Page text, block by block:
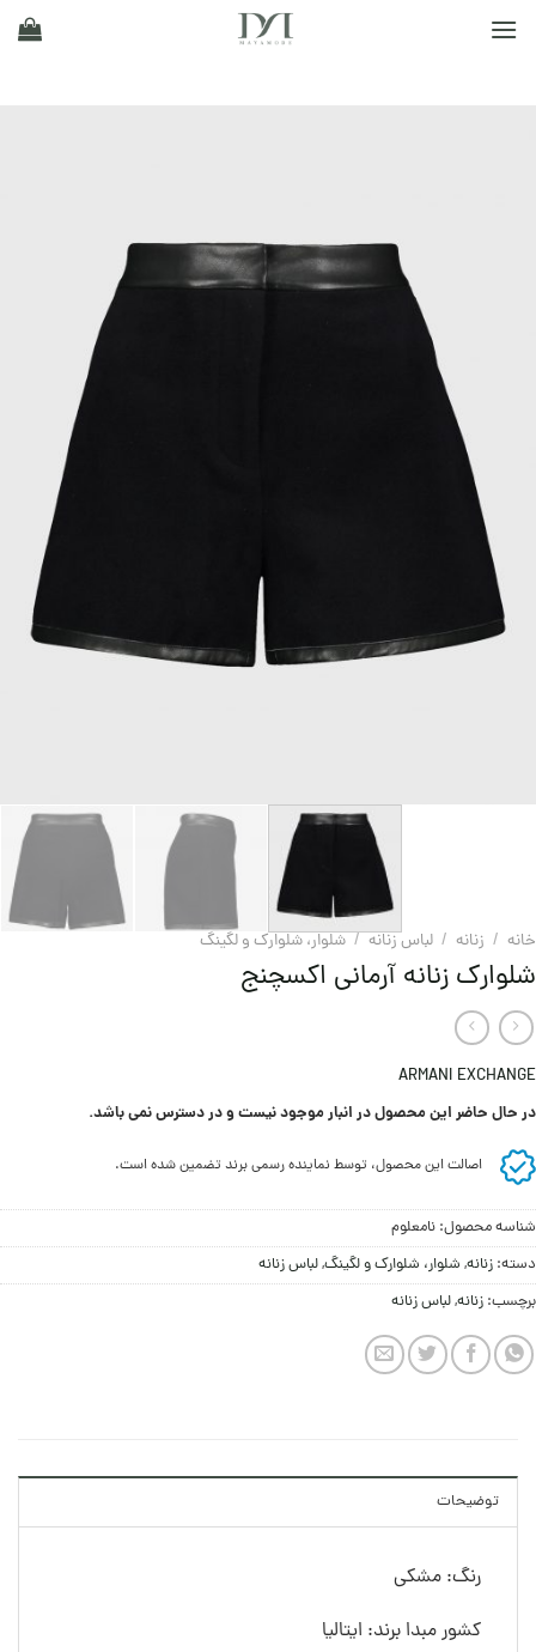
خانه / زنانه / لباس زنانه / شلوار، شلوارک و لگینگ
شلوارک زنانه آرمانی اکسچنج
ARMANI EXCHANGE
در حال حاضر این محصول در انبار موجود نیست و در دسترس نمی باشد.
اصالت این محصول، توسط نماینده رسمی برند تضمین شده است.
شناسه محصول: نامعلوم
دسته: زنانه, شلوار، شلوارک و لگینگ,لباس زنانه
برچسب: زنانه,لباس زنانه
توضیحات
رنگ: مشکی
کشور مبدا برند: ایتالیا